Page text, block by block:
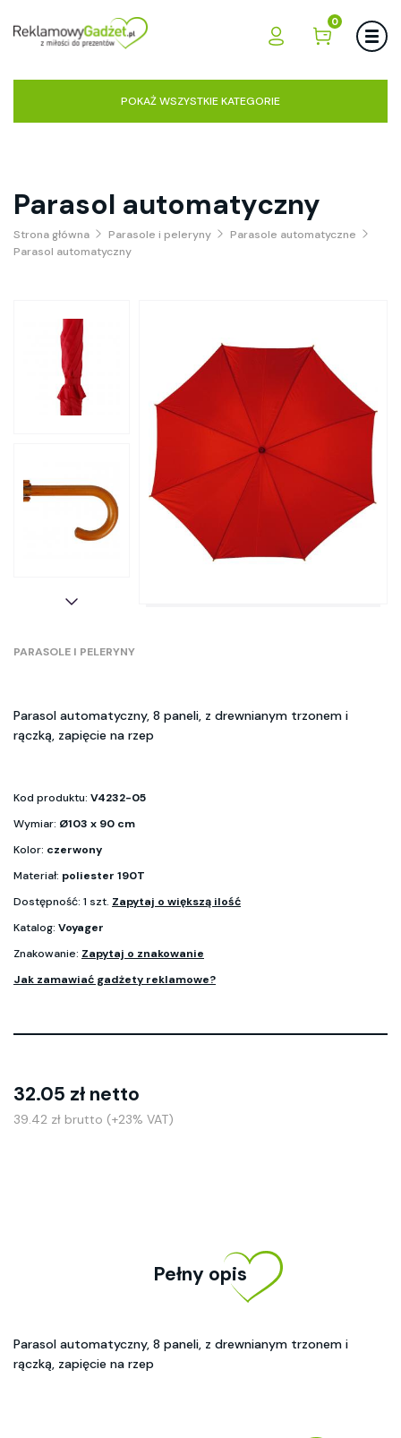
0
POKAŻ WSZYSTKIE KATEGORIE
Parasol automatyczny
Strona główna Parasole i peleryny
Parasole automatyczne
Parasol automatyczny
PARASOLE I PELERYNY
Parasol automatyczny, 8 paneli, z drewnianym trzonem i
rączką, zapięcie na rzep
Kod produktu: V4232-05
Wymiar: Ø103 x 90 cm
Kolor: czerwony
Materiał: poliester 190T
Dostępność: 1 szt. Zapytaj o większą ilość
Katalog: Voyager
Znakowanie: Zapytaj o znakowanie
Jak zamawiać gadżety reklamowe?
32.05 zł netto
39.42 zł brutto (+23% VAT)
Pełny opis
Parasol automatyczny, 8 paneli, z drewnianym trzonem i
rączką, zapięcie na rzep